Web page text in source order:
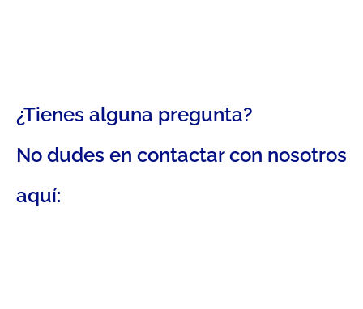
¿Tienes alguna pregunta?
No dudes en contactar con nosotros
aquí: